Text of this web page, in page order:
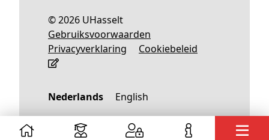
© 2026 UHasselt
Gebruiksvoorwaarden
Privacyverklaring
Cookiebeleid
Nederlands English